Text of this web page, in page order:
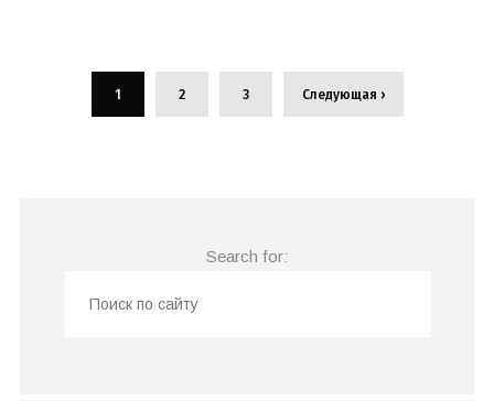
1 2 3 Следующая ›
Search for: